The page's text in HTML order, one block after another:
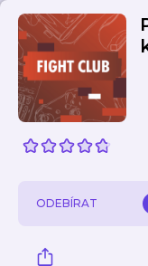
ODEBÍRAT